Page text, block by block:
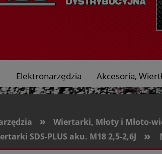
Elektronarzędzia Akcesoria,
» Wiertarki, Młoty i Młoto-
SDS-PLUS aku. M18 2,5-2,6J »